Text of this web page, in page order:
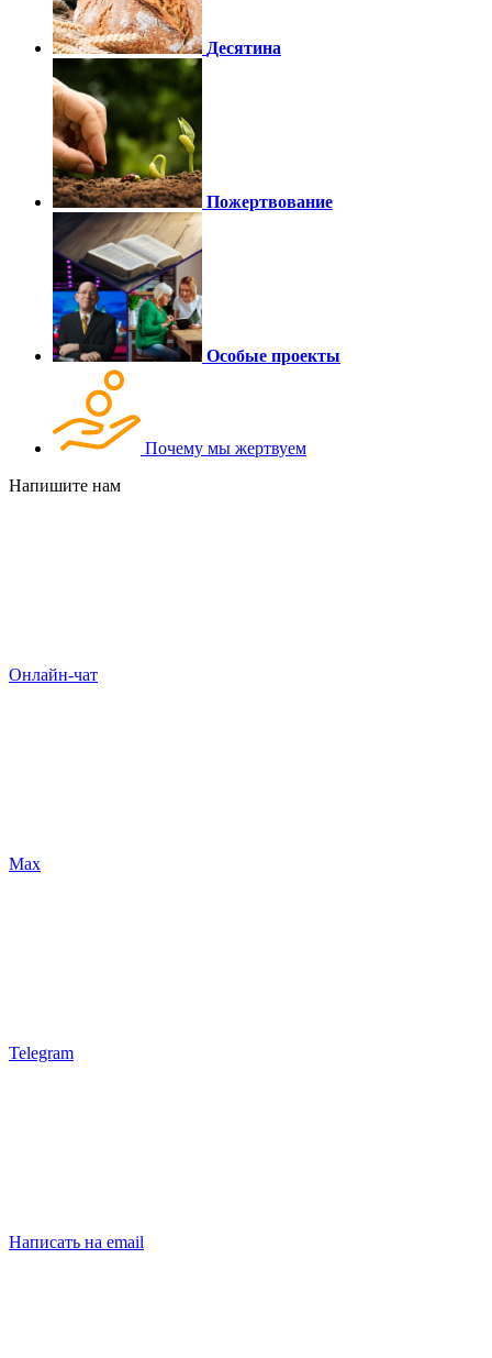
Десятина
Пожертвование
Особые проекты
Почему мы жертвуем
Напишите нам
Онлайн-чат
Max
Telegram
Написать на email